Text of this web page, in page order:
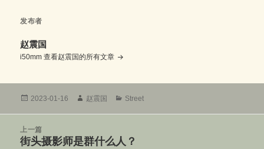
发布者
赵震国
i50mm查看赵震国的所有文章
发
2023-01-16
作
赵震国
分
Street
上一篇
上
街头摄影师是群什么人？